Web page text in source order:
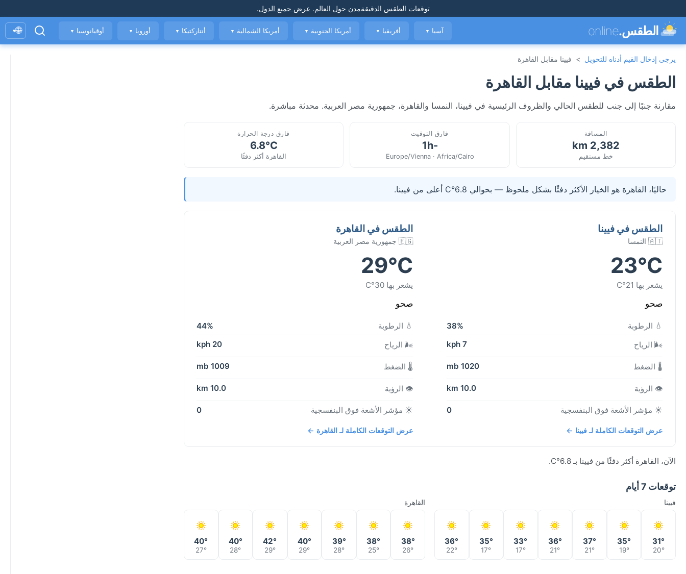
توقعات الطقس الدقيقةمدن حول العالم. عرض جميع الدول.
الطقس.online آسيا ▼ أفريقيا ▼ أمريكا الجنوبية ▼ أمريكا الشمالية ▼ أنتاركتيكا ▼ أوروبا ▼ أوقيانوسيا ▼
🌐
▾
يرجى إدخال القيم أدناه للتحويل > فيينا مقابل القاهرة
الطقس في فيينا مقابل القاهرة
مقارنة جنبًا إلى جنب للطقس الحالي والظروف الرئيسية في فيينا، النمسا والقاهرة، جمهورية مصر العربية. محدثة مباشرة.
المسافة
2,382 km
خط مستقيم
فارق التوقيت
-1h
Europe/Vienna · Africa/Cairo
فارق درجة الحرارة
6.8°C
القاهرة أكثر دفئًا
حاليًا، القاهرة هو الخيار الأكثر دفئًا بشكل ملحوظ — بحوالي 6.8°C أعلى من فيينا.
الطقس في فيينا
🇦🇹 النمسا
23°C
يشعر بها 21°C
صحو
💧 الرطوبة
38%
🌬️ الرياح
7 kph
🌡️ الضغط 1020 mb
👁️ الرؤية 10.0 km
☀️ مؤشر الأشعة فوق البنفسجية 0
عرض التوقعات الكاملة لـ فيينا ←
الطقس في القاهرة
🇪🇬 جمهورية مصر العربية
29°C
يشعر بها 30°C
صحو
💧 الرطوبة
44%
🌬️ الرياح
20 kph
🌡️ الضغط 1009 mb
👁️ الرؤية 10.0 km
☀️ مؤشر الأشعة فوق البنفسجية 0
عرض التوقعات الكاملة لـ القاهرة ←
الآن، القاهرة أكثر دفئًا من فيينا بـ 6.8°C.
توقعات 7 أيام
فيينا
31°
20°
35°
19°
37°
21°
36°
21°
33°
17°
35°
17°
36°
22°
القاهرة
38°
26°
38°
25°
39°
28°
40°
29°
42°
29°
40°
28°
40°
27°